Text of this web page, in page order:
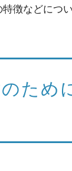
徴などにつ
ため